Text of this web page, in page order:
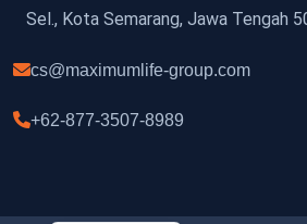
Sel., Kota Semarang, Jawa Tengah
cs@maximumlife-group.com
+62-877-3507-8989